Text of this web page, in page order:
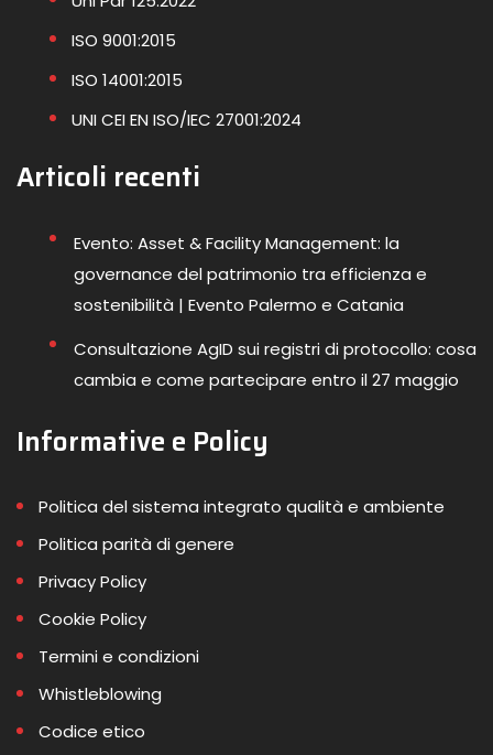
ISO 9001:2015
ISO 14001:2015
UNI CEI EN ISO/IEC 27001:2024
Articoli recenti
Evento: Asset & Facility Management: la
governance del patrimonio tra efficienza e
sostenibilità | Evento Palermo e Catania
Consultazione AgID sui registri di protocollo: cosa
cambia e come partecipare entro il 27 maggio
Informative e Policy
Politica del sistema integrato qualità e ambiente
Politica parità di genere
Privacy Policy
Cookie Policy
Termini e condizioni
Whistleblowing
Codice etico